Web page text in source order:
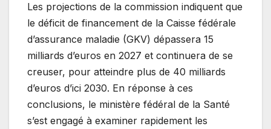
Les projections de la commission indiquent que
le déficit de financement de la Caisse fédérale
d’assurance maladie (GKV) dépassera 15
milliards d’euros en 2027 et continuera de se
creuser, pour atteindre plus de 40 milliards
d’euros d’ici 2030. En réponse à ces
conclusions, le ministère fédéral de la Santé
s’est engagé à examiner rapidement les